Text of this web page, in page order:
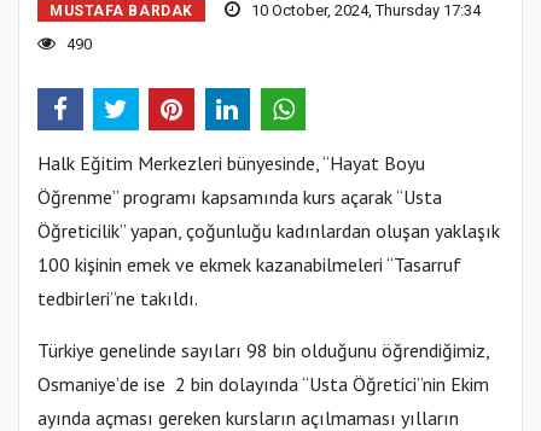
MUSTAFA BARDAK
10 October, 2024, Thursday 17:34
490
Halk Eğitim Merkezleri bünyesinde, “Hayat Boyu
Öğrenme” programı kapsamında kurs açarak “Usta
Öğreticilik” yapan, çoğunluğu kadınlardan oluşan yaklaşık
100 kişinin emek ve ekmek kazanabilmeleri “Tasarruf
tedbirleri”ne takıldı.
Türkiye genelinde sayıları 98 bin olduğunu öğrendiğimiz,
Osmaniye’de ise 2 bin dolayında “Usta Öğretici”nin Ekim
ayında açması gereken kursların açılmaması yılların